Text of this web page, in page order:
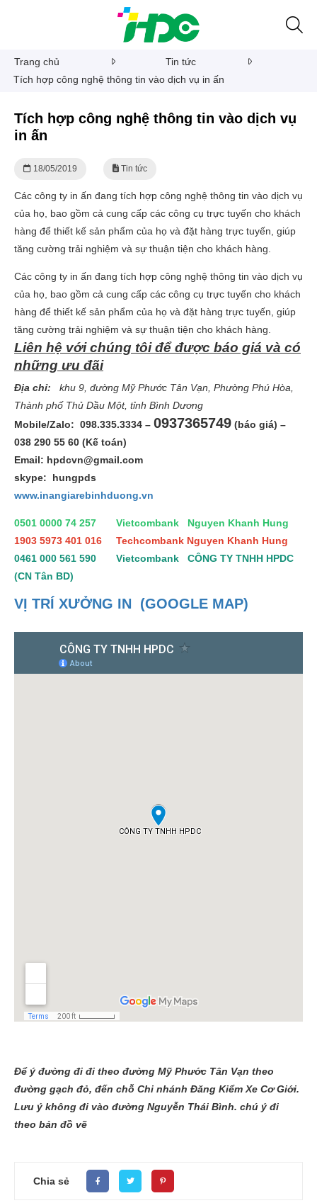
Trang chủ
Tin tức
Tích hợp công nghệ thông tin vào dịch vụ in ấn
Tích hợp công nghệ thông tin vào dịch vụ
in ấn
18/05/2019 Tin tức
Các công ty in ấn đang tích hợp công nghệ thông tin vào dịch vụ
của họ, bao gồm cả cung cấp các công cụ trực tuyến cho khách
hàng để thiết kế sản phẩm của họ và đặt hàng trực tuyến, giúp
tăng cường trải nghiệm và sự thuận tiện cho khách hàng.
Các công ty in ấn đang tích hợp công nghệ thông tin vào dịch vụ
của họ, bao gồm cả cung cấp các công cụ trực tuyến cho khách
hàng để thiết kế sản phẩm của họ và đặt hàng trực tuyến, giúp
tăng cường trải nghiệm và sự thuận tiện cho khách hàng.
Liên hệ với chúng tôi để được báo giá và có
những ưu đãi
Địa chỉ: khu 9, đường Mỹ Phước Tân Vạn, Phường Phú Hòa,
Thành phố Thủ Dầu Một, tỉnh Bình Dương
Mobile/Zalo: 098.335.3334 – 0937365749 (báo giá) –
038 290 55 60 (Kế toán)
Email: hpdcvn@gmail.com
skype: hungpds
www.inangiarebinhduong.vn
0501 0000 74 257 Vietcombank Nguyen Khanh Hung
1903 5973 401 016 Techcombank Nguyen Khanh Hung
0461 000 561 590 Vietcombank CÔNG TY TNHH HPDC
(CN Tân BD)
VỊ TRÍ XƯỞNG IN (GOOGLE MAP)
Để ý đường đi đi theo đường Mỹ Phước Tân Vạn theo
đường gạch đỏ, đến chỗ Chi nhánh Đăng Kiểm Xe Cơ Giới.
Lưu ý không đi vào đường Nguyễn Thái Bình. chú ý đi
theo bản đồ vẽ
Chia sẻ